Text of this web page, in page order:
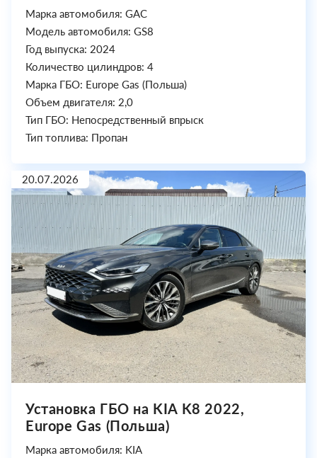
Марка автомобиля: GAC
Модель автомобиля: GS8
Год выпуска: 2024
Количество цилиндров: 4
Марка ГБО: Europe Gas (Польша)
Объем двигателя: 2,0
Тип ГБО: Непосредственный впрыск
Тип топлива: Пропан
20.07.2026
Установка ГБО на KIA K8 2022,
Europe Gas (Польша)
Марка автомобиля: KIA